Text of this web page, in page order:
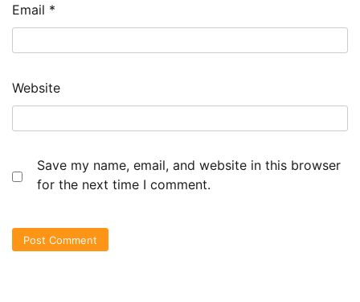
Email *
Website
Save my name, email, and website in this browser
for the next time I comment.